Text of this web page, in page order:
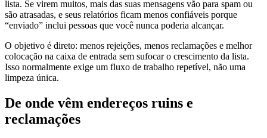
lista. Se virem muitos, mais das suas mensagens vão para spam ou
são atrasadas, e seus relatórios ficam menos confiáveis porque
“enviado” inclui pessoas que você nunca poderia alcançar.
O objetivo é direto: menos rejeições, menos reclamações e melhor
colocação na caixa de entrada sem sufocar o crescimento da lista.
Isso normalmente exige um fluxo de trabalho repetível, não uma
limpeza única.
De onde vêm endereços ruins e
reclamações